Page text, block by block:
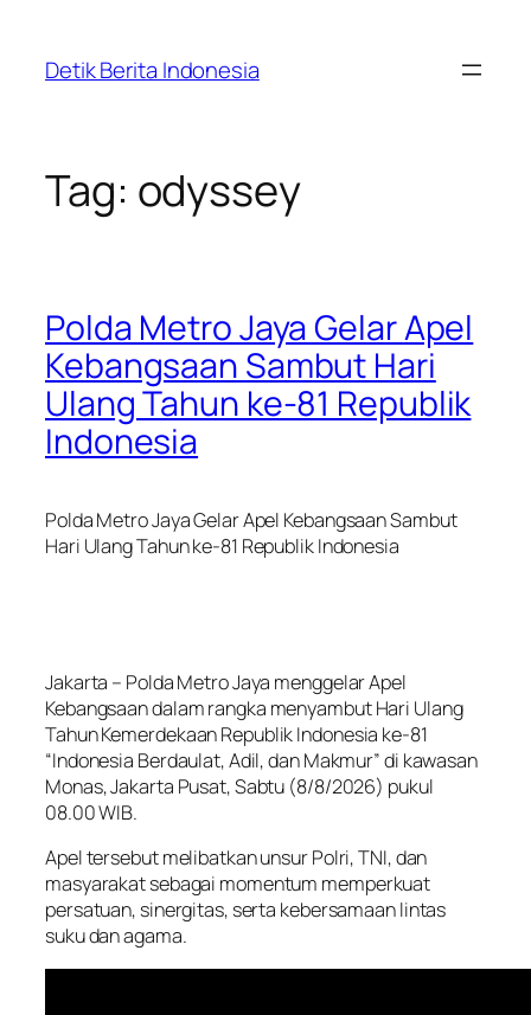
content
Detik Berita Indonesia
Tag: odyssey
Polda Metro Jaya Gelar Apel
Kebangsaan Sambut Hari
Ulang Tahun ke-81 Republik
Indonesia
Polda Metro Jaya Gelar Apel Kebangsaan Sambut
Hari Ulang Tahun ke-81 Republik Indonesia
Jakarta – Polda Metro Jaya menggelar Apel
Kebangsaan dalam rangka menyambut Hari Ulang
Tahun Kemerdekaan Republik Indonesia ke-81
“Indonesia Berdaulat, Adil, dan Makmur” di kawasan
Monas, Jakarta Pusat, Sabtu (8/8/2026) pukul
08.00 WIB.
Apel tersebut melibatkan unsur Polri, TNI, dan
masyarakat sebagai momentum memperkuat
persatuan, sinergitas, serta kebersamaan lintas
suku dan agama.